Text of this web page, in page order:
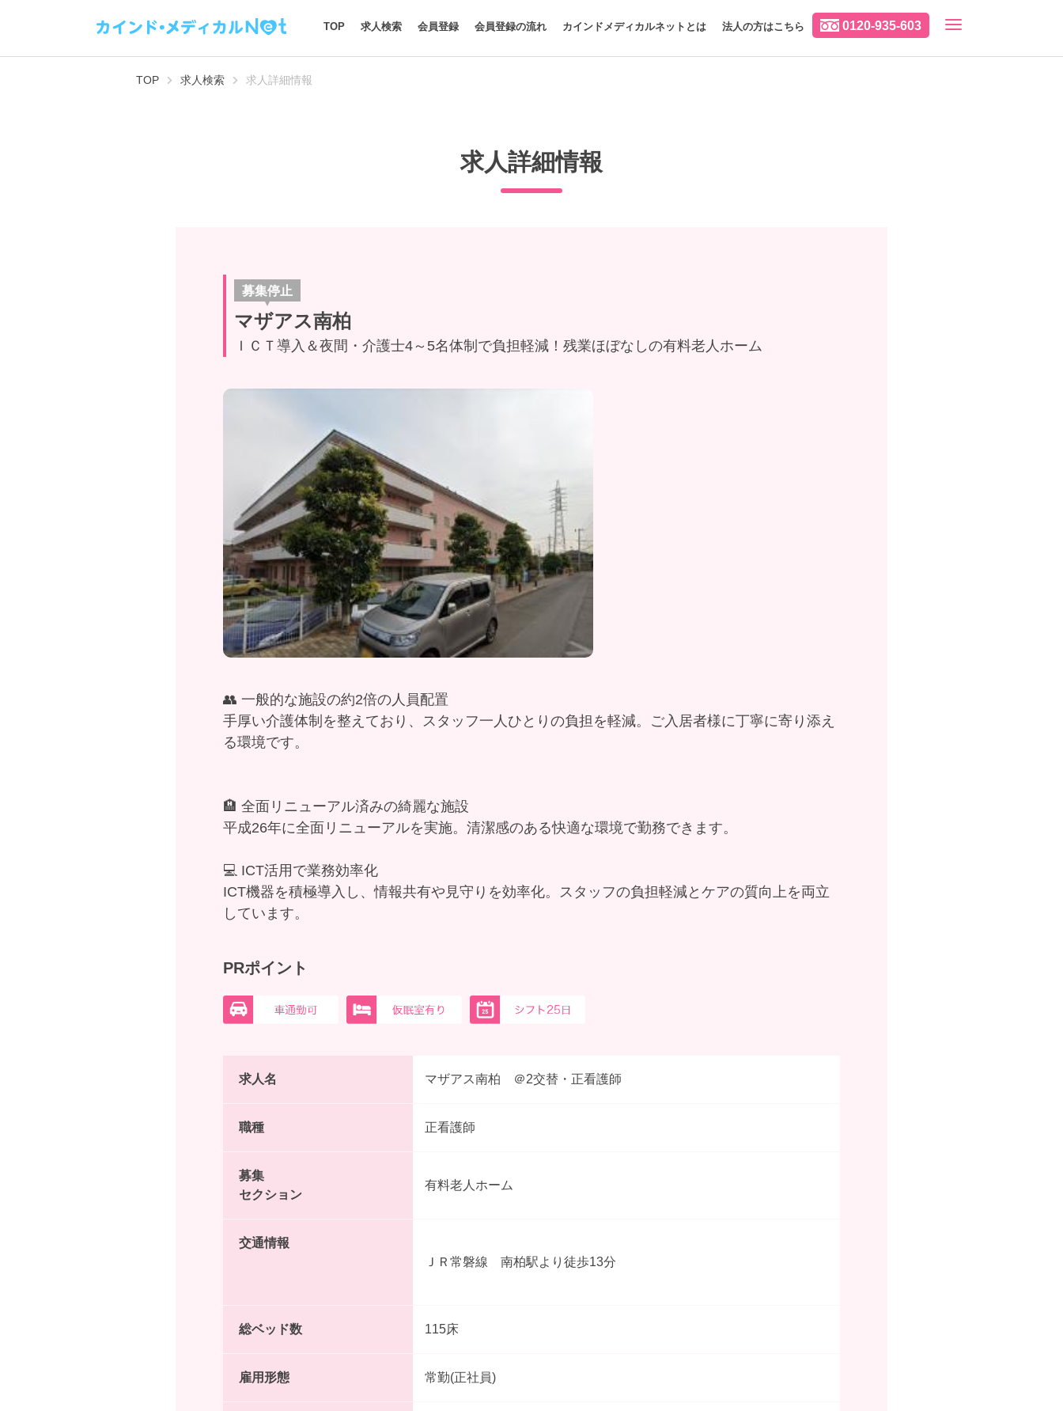
0120-935-603
TOP 求人検索 会員登録 会員登録の流れ カインドメディカルネットとは 法人の方はこちら
TOP 求人検索 求人詳細情報
求人詳細情報
募集停止
マザアス南柏
ＩＣＴ導入＆夜間・介護士4～5名体制で負担軽減！残業ほぼなしの有料老人ホーム
👥 一般的な施設の約2倍の人員配置
手厚い介護体制を整えており、スタッフ一人ひとりの負担を軽減。ご入居者様に丁寧に寄り添え
る環境です。
🏨 全面リニューアル済みの綺麗な施設
平成26年に全面リニューアルを実施。清潔感のある快適な環境で勤務できます。
💻 ICT活用で業務効率化
ICT機器を積極導入し、情報共有や見守りを効率化。スタッフの負担軽減とケアの質向上を両立
しています。
PRポイント
求人名 マザアス南柏 ＠2交替・正看護師
職種 正看護師
募集
セクション
有料老人ホーム
交通情報
ＪＲ常磐線 南柏駅より徒歩13分
総ベッド数 115床
雇用形態 常勤(正社員)